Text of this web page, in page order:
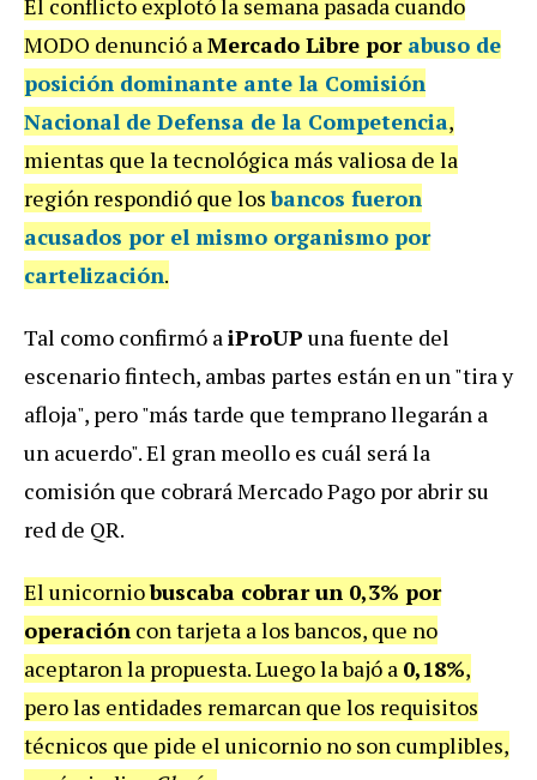
El conflicto explotó la semana pasada cuando
MODO denunció aMercado Libre por abuso de
posición dominante ante la Comisión
Nacional de Defensa de la Competencia,
mientas que la tecnológica más valiosa de la
región respondió que losbancos fueron
acusados por el mismo organismo por
cartelización.
Tal como confirmó aiProUP una fuente del
escenario fintech, ambas partes están en un "tira y
afloja", pero "más tarde que temprano llegarán a
un acuerdo". El gran meollo es cuál será la
comisión que cobrará Mercado Pago por abrir su
red de QR.
El unicorniobuscaba cobrar un 0,3% por
operación con tarjeta a los bancos, que no
aceptaron la propuesta. Luego la bajó a 0,18%,
pero las entidades remarcan que los requisitos
técnicos que pide el unicornio no son cumplibles,